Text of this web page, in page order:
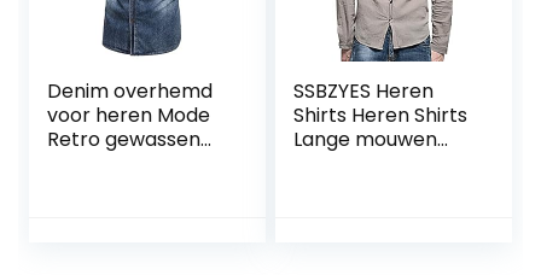
Denim overhemd
voor heren Mode
Retro gewassen
SSBZYES Heren
Shirts Heren Shirts
Lange mouwen